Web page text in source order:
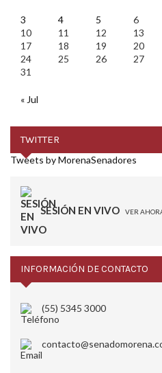
3
4 5 6
10
11 12 13
17
18 19 20
24
25 26 27
31
« Jul
TWITTER
Tweets by MorenaSenadores
SESIÓN EN VIVO VER
INFORMACIÓN DE CONTACTO
(55) 5345 3000